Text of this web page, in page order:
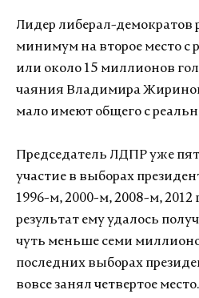
Лидер либерал-демократов
минимум на второе место с
или около 15 миллионов
чаяния Владимира
мало имеют общего с
Председатель ЛДПР уже
участие в выборах
1996-м, 2000-м, 2008-м,
результат ему удалось
чуть меньше семи
последних выборах
вовсе занял четвертое